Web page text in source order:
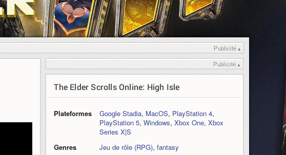
Publicité ▴
Publicité ▴
The Elder Scrolls Online: High Isle
Plateformes Google Stadia, MacOS, PlayStation 4,
PlayStation 5,Windows,Xbox One,Xbox
Series X|S
Genres
Jeu de rôle (RPG),fantasy